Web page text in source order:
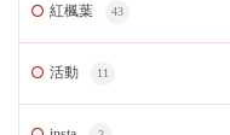
紅楓葉 43
活動 11